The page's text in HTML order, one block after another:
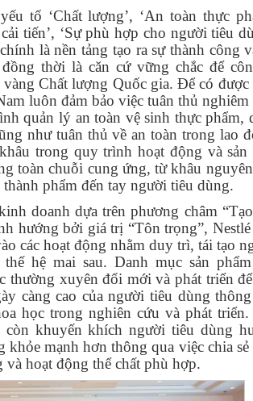
tố ‘Chất lượng’, ‘An toàn thực
tiến’, ‘Sự phù hợp cho người tiêu
là nền tảng tạo ra sự thành công
đồng thời là căn cứ vững chắc để
Chất lượng Quốc gia. Để có được
luôn đảm bảo việc tuân thủ nghiêm
quản lý an toàn vệ sinh thực phẩm,
như tuân thủ về an toàn trong lao
trong quy trình hoạt động và sản
toàn chuỗi cung ứng, từ khâu
phẩm đến tay người tiêu dùng.
doanh dựa trên phương châm
hướng bởi giá trị “Tôn trọng”,
các hoạt động nhằm duy trì, tái tạo
thế hệ mai sau.Danh mục sản
thường xuyên đổi mới và phát triển
càng cao của người tiêu dùng
học trong nghiên cứu và phát
còn khuyến khích người tiêu dùng
khỏe mạnh hơn thông qua việc chia
hoạt động thể chất phù hợp.